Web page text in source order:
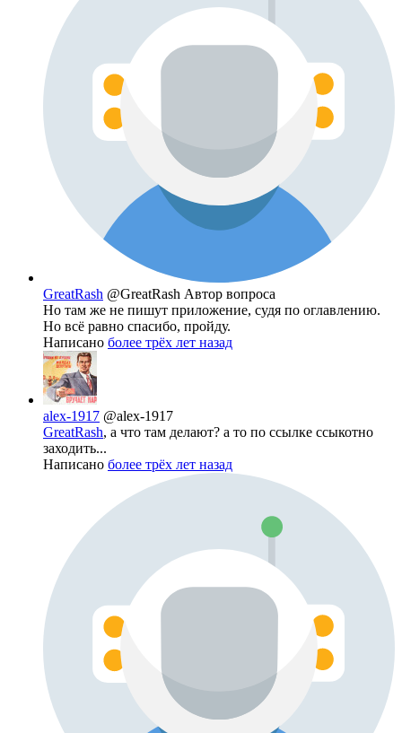
GreatRash @GreatRash Автор вопроса
Но там же не пишут приложение, судя по оглавлению.
Но всё равно спасибо, пройду.
Написано более трёх лет назад
alex-1917 @alex-1917
GreatRash, а что там делают? а то по ссылке ссыкотно
заходить...
Написано более трёх лет назад